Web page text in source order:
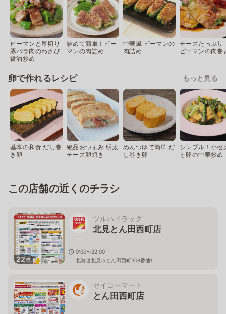
ピーマンと厚切り
豚バラ肉のわさび
醤油炒め
詰めて簡単！ピー
マンの肉詰め
中華風 ピーマンの
肉詰め
チーズたっぷり
ピーマンの肉巻
卵で作れるレシピ もっと見る
基本の和食 だし巻
き卵
絶品おつまみ 明太
チーズ卵焼き
めんつゆで簡単 だ
し巻き卵
シンプル！小松
と卵の中華炒め
この店舗の近くのチラシ
22枚
ツルハドラッグ
北見とん田西町店
9:00〜22:00
北海道北見市とん田西町308番地1
セイコーマート
とん田西町店